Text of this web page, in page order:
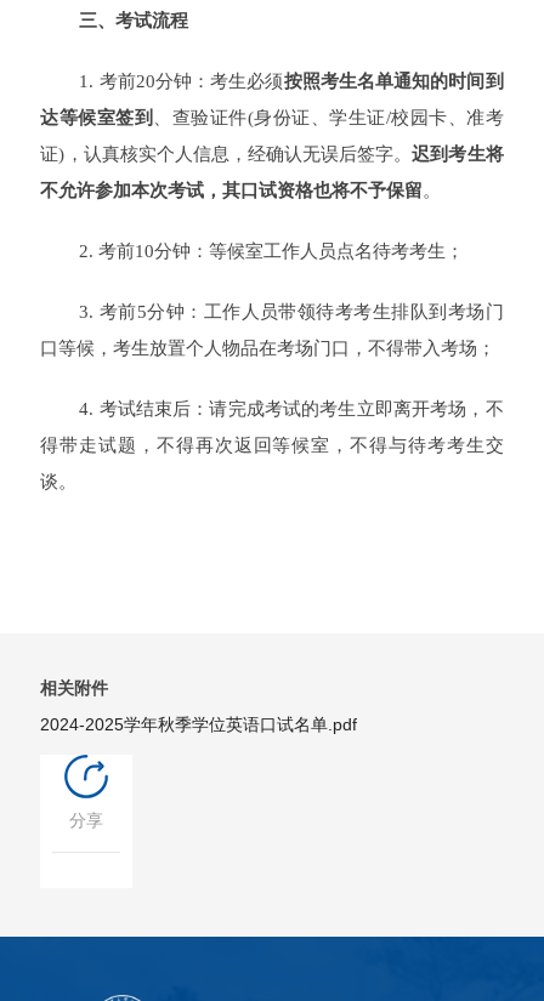
三、考试流程
1. 考前20分钟：考生必须按照考生名单通知的时间到
达等候室签到
、查验证件(身份证、学生证/校园卡、准考
证)，认真核实个人信息，经确认无误后签字。迟到考生将
不允许参加本次考试，其口试资格也将不予保留。
2. 考前10分钟：等候室工作人员点名待考考生；
3. 考前5分钟：工作人员带领待考考生排队到考场门
口等候，考生放置个人物品在考场门口，不得带入考场；
4. 考试结束后：请完成考试的考生立即离开考场，不
得带走试题，不得再次返回等候室，不得与待考考生交
谈。
相关附件
2024-2025学年秋季学位英语口试名单.pdf
分享